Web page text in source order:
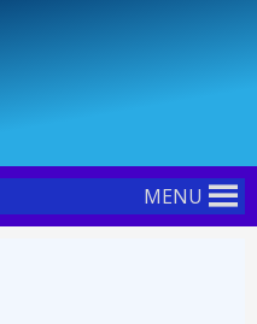
MENU